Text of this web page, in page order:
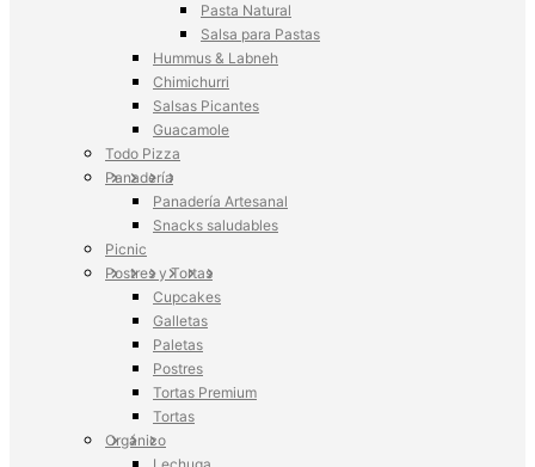
Pasta Natural
Salsa para Pastas
Hummus & Labneh
Chimichurri
Salsas Picantes
Guacamole
Todo Pizza
Panadería
Panadería Artesanal
Snacks saludables
Picnic
Postres y Tortas
Cupcakes
Galletas
Paletas
Postres
Tortas Premium
Tortas
Orgánico